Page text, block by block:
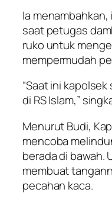
Ia
saat petugas
ruko untuk
mempermudah
“Saat ini
di RS Islam,”
Menurut Budi,
mencoba
berada di bawah.
membuat
pecahan kaca.